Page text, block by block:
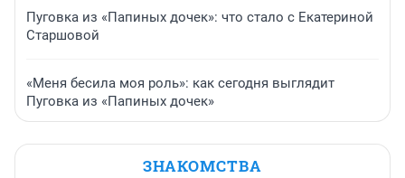
Пуговка из «Папиных дочек»: что стало с Екатериной
Старшовой
«Меня бесила моя роль»: как сегодня выглядит
Пуговка из «Папиных дочек»
ЗНАКОМСТВА